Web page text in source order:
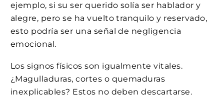
ejemplo, si su ser querido solía ser hablador y
alegre, pero se ha vuelto tranquilo y reservado,
esto podría ser una señal de negligencia
emocional.
Los signos físicos son igualmente vitales.
¿Magulladuras, cortes o quemaduras
inexplicables? Estos no deben descartarse.